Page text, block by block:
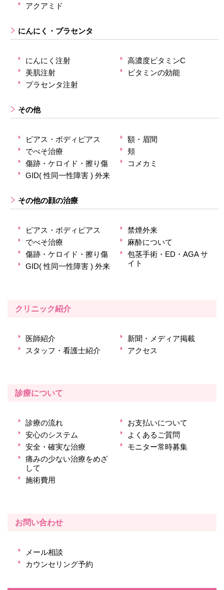
アクアミド
にんにく・プラセンタ
にんにく注射
美肌注射
プラセンタ注射
高濃度ビタミンC
ビタミンの効能
その他
ピアス・ボディピアス
でべそ治療
傷跡・ケロイド・擦り傷
GID( 性同一性障害 ) 外来
額・眉間
頬
コメカミ
その他の顔の治療
ピアス・ボディピアス
でべそ治療
傷跡・ケロイド・擦り傷
GID( 性同一性障害 ) 外来
禁煙外来
麻酔について
包茎手術・ED・AGA サ
イト
クリニック紹介
医師紹介
スタッフ・看護士紹介
新聞・メディア掲載
アクセス
診療について
診療の流れ
安心のシステム
安全・確実な治療
痛みの少ない治療をめざ
して
施術費用
お支払いについて
よくあるご質問
モニター常時募集
お問い合わせ
メール相談
カウンセリング予約